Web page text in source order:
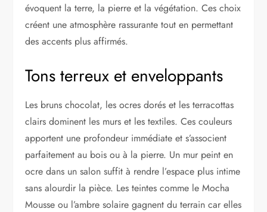
évoquent la terre, la pierre et la végétation. Ces choix
créent une atmosphère rassurante tout en permettant
des accents plus affirmés.
Tons terreux et enveloppants
Les bruns chocolat, les ocres dorés et les terracottas
clairs dominent les murs et les textiles. Ces couleurs
apportent une profondeur immédiate et s’associent
parfaitement au bois ou à la pierre. Un mur peint en
ocre dans un salon suffit à rendre l’espace plus intime
sans alourdir la pièce. Les teintes comme le Mocha
Mousse ou l’ambre solaire gagnent du terrain car elles